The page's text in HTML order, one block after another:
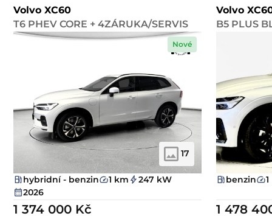
Volvo XC60
T6 PHEV CORE + 4ZÁRUKA/SERVIS
17
Nové
hybridní - benzin 1 km
247 kW
2026
1 374 000 Kč
Volvo
B5 PLUS
benzin
1 478